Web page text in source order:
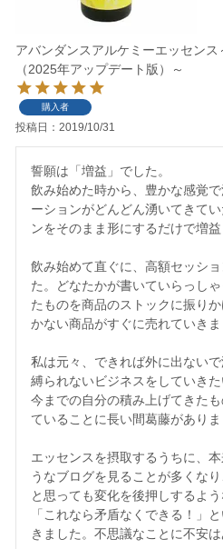
アバンダンスアルケミーエッセン
（2025年アップデート版）～
購入者
投稿日 2019/10/31
誓願は「増益」でした。
飲み始めた時から、豊かな感覚
ーションがどんどん湧いてきて
ンをそのまま形にするだけで増益
飲み始めて直ぐに、高額セッシ
た。どなたかが書いていらっし
たものを商品のストックに振り
かない商品がすぐに売れていきま
私は元々、できれば外に出ない
縛られないビジネスをしていきた
今までの自分の積み上げてきた
ていることに長い間葛藤がありま
エッセンスを摂取するうちに、
うなブログを見ることが多くな
と思っても変化を後押しするよ
「これなら矛盾なくできる！」
きました。不思議なことに不安は